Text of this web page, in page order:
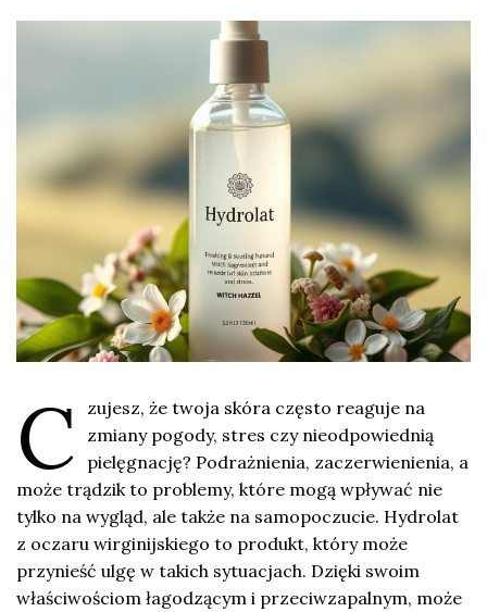
C
zujesz, że twoja skóra często reaguje na
zmiany pogody, stres czy nieodpowiednią
pielęgnację? Podrażnienia, zaczerwienienia, a
może trądzik to problemy, które mogą wpływać nie
tylko na wygląd, ale także na samopoczucie. Hydrolat
z oczaru wirginijskiego to produkt, który może
przynieść ulgę w takich sytuacjach. Dzięki swoim
właściwościom łagodzącym i przeciwzapalnym, może